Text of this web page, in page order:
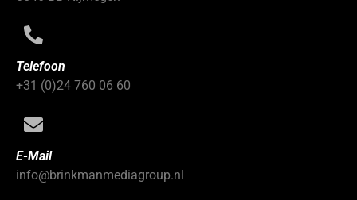
Telefoon
+31 (0)24 760 06 60
E-Mail
info@brinkmanmediagroup.nl